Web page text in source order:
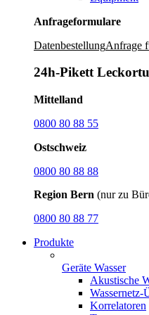
Anfrageformulare
DatenbestellungAnfrage
24h-Pikett
Mittelland
0800 80 88 55
Ostschweiz
0800 80 88 88
Region Bern (nur zu
0800 80 88 77
Produkte
Geräte Wasser
Akustische
Wassernetz-
Korrelatoren